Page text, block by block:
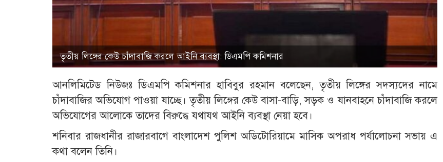
তৃতীয় লিঙ্গের কেউ চাঁদাবাজি করলে আইনি ব্যবস্থা: ডিএমপি কমিশনার
আনলিমিটেড নিউজঃ ডিএমপি কমিশনার হাবিবুর রহমান বলেছেন, তৃতীয় লিঙ্গের সদস্যদের নামে
চাঁদাবাজির অভিযোগ পাওয়া যাচ্ছে। তৃতীয় লিঙ্গের কেউ বাসা-বাড়ি, সড়ক ও যানবাহনে চাঁদাবাজি করলে
অভিযোগের আলোকে তাদের বিরুদ্ধে যথাযথ আইনি ব্যবস্থা নেয়া হবে।
শনিবার রাজধানীর রাজারবাগে বাংলাদেশ পুলিশ অডিটোরিয়ামে মাসিক অপরাধ পর্যালোচনা সভায় এ
কথা বলেন তিনি।